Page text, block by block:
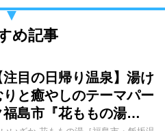
め記事
注目の日帰り温泉】湯け
りと癒やしのテーマパー
福島市『花ももの湯…